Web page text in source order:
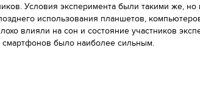
Условия эксперимента были такими же, но
использования планшетов,
влияли на сон и состояние участников
смартфонов было наиболее сильным.